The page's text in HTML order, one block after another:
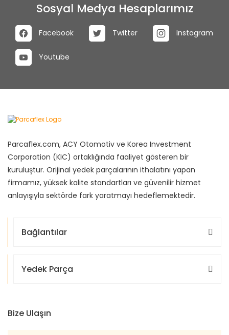
Sosyal Medya Hesaplarımız
Facebook Twitter Instagram
Youtube
Parcaflex.com, ACY Otomotiv ve Korea Investment
Corporation (KIC) ortaklığında faaliyet gösteren bir
kuruluştur. Orijinal yedek parçalarının ithalatını yapan
firmamız, yüksek kalite standartları ve güvenilir hizmet
anlayışıyla sektörde fark yaratmayı hedeflemektedir.
Bağlantılar
Yedek Parça
Bize Ulaşın